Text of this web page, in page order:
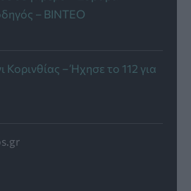
– ΒΙΝΤΕΟ
– Ήχησε το 112 για